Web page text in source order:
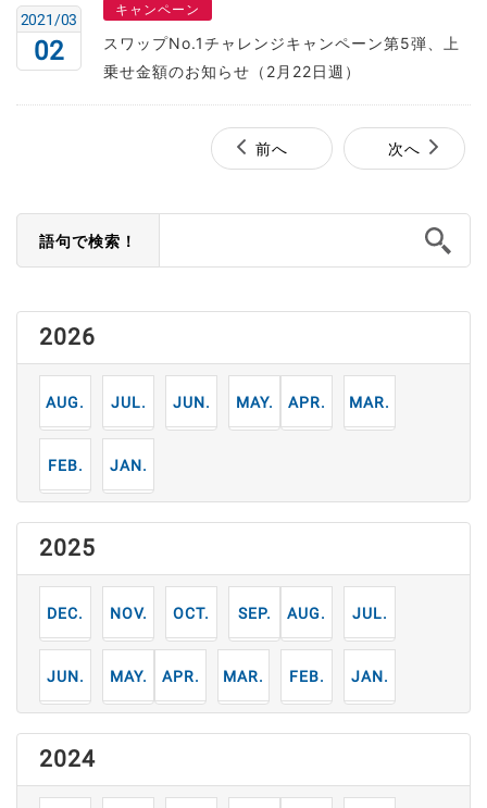
02
2021/03
キャンペーン
スワップNo.1チャレンジキャンペーン第5弾、上
乗せ金額のお知らせ（2月22日週）
前へ 次へ
語句で検索！
2026
8月 7月 6月 5月 4月 3月
2月 1月
2025
12月 11月 10月 9月 8月 7月
6月 5月 4月 3月 2月 1月
2024